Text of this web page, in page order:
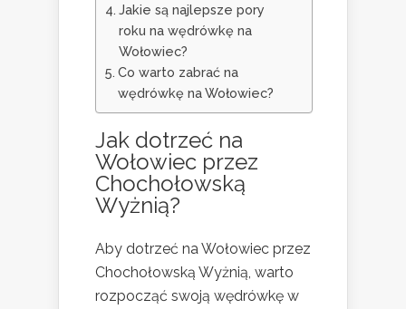
Jakie są najlepsze pory
roku na wędrówkę na
Wołowiec?
Co warto zabrać na
wędrówkę na Wołowiec?
Jak dotrzeć na
Wołowiec przez
Chochołowską
Wyżnią?
Aby dotrzeć na Wołowiec przez
Chochołowską Wyżnią, warto
rozpocząć swoją wędrówkę w